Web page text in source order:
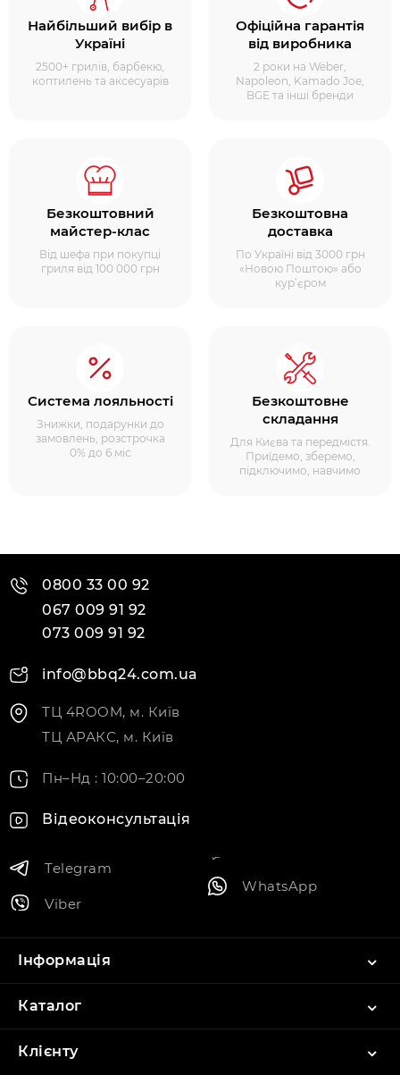
Найбільший вибір в
Україні
2500+ грилів, барбекю,
коптилень та аксесуарів
Офіційна гарантія
від виробника
2 роки на Weber,
Napoleon, Kamado Joe,
BGE та інші бренди
Безкоштовний
майстер-клас
Від шефа при покупці
гриля від 100 000 грн
Безкоштовна
доставка
По Україні від 3000 грн
«Новою Поштою» або
кур’єром
Система лояльності
Знижки, подарунки до
замовлень, розстрочка
0% до 6 міс
Безкоштовне
складання
Для Києва та передмістя.
Приїдемо, зберемо,
підключимо, навчимо
0800 33 00 92
067 009 91 92
073 009 91 92
info@bbq24.com.ua
ТЦ 4ROOM, м. Київ
ТЦ АРАКС, м. Київ
Пн–Нд : 10:00–20:00
Відеоконсультація
Telegram
Viber
WhatsApp
Інформація
Каталог
Клієнту